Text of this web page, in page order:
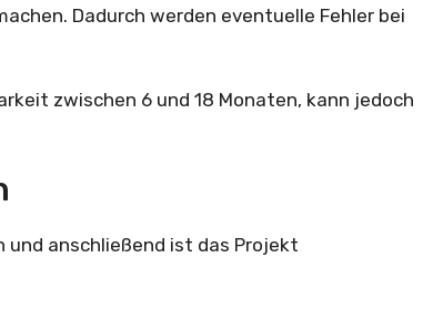
Dadurch werden eventuelle Fehler bei
zwischen 6 und 18 Monaten, kann jedoch
anschließend ist das Projekt